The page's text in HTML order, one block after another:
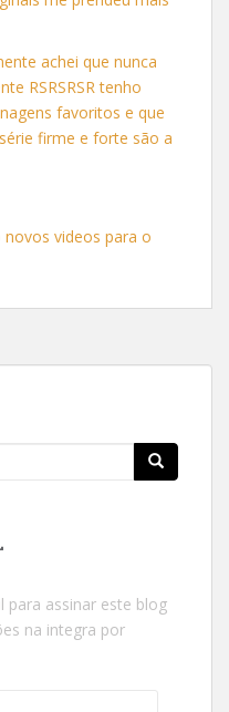
achei que nunca
RSRSRSR tenho
favoritos e que
firme e forte são a
videos para o
para assinar este blog
na integra por